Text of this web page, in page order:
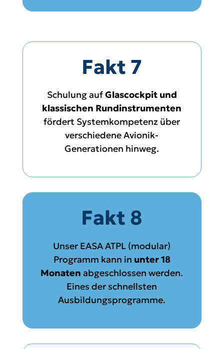
Fakt 7
Schulung aufGlascockpit und
klassischen Rundinstrumenten
fördert Systemkompetenz über
verschiedene Avionik-
Generationen hinweg.
Fakt 8
Unser EASA ATPL (modular)
Programm kann in unter 18
Monaten abgeschlossen werden.
Eines der schnellsten
Ausbildungsprogramme.